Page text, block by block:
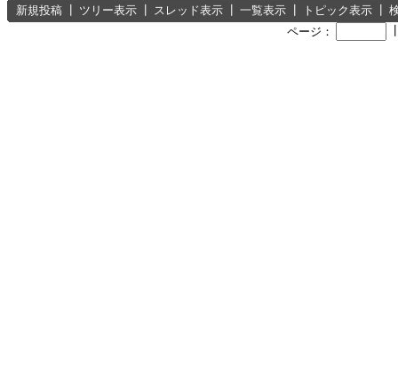
新規投稿 ツリー表示 スレッド表示 一覧表示 トピック表示
ページ：